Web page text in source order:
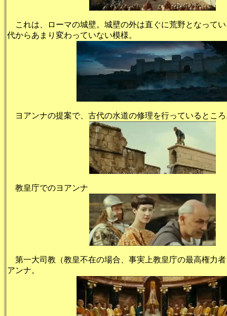
これは、ローマの城壁。城壁の外は直ぐに荒野となって
代からあまり変わっていない模様。
ヨアンナの提案で、古代の水道の修理を行っているとこ
教皇庁でのヨアンナ
第一大司教（教皇不在の場合、事実上教皇庁の最高権力
アンナ。